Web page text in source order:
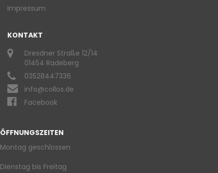
Impressum
KONTAKT
Dresdner Straße 12/14
01454 Radeberg
03528447336
info@collos.de
Facebook
ÖFFNUNGSZEITEN
Montag geschlossen
Dienstag bis Freitag